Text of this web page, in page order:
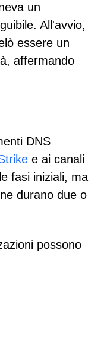
un
All'avvio,
essere un
affermando
DNS
e ai canali
fasi iniziali, ma
durano due o
possono